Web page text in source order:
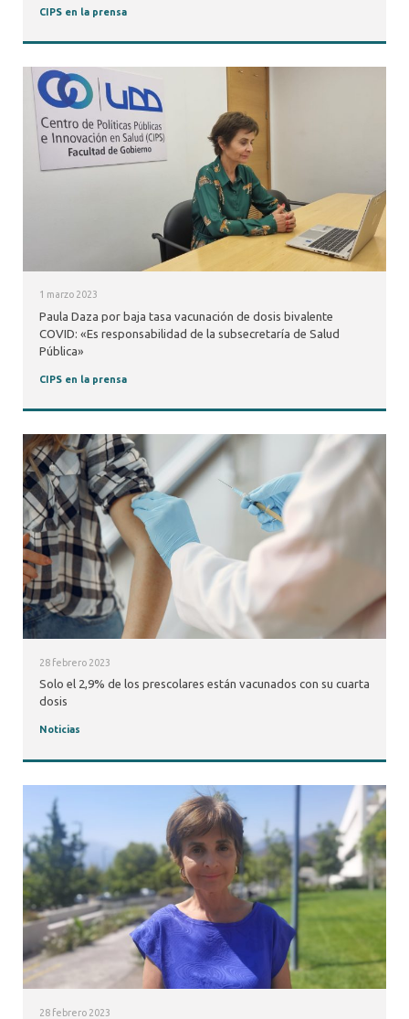
CIPS en la prensa
1 marzo 2023
Paula Daza por baja tasa vacunación de dosis bivalente
COVID: «Es responsabilidad de la subsecretaría de Salud
Pública»
CIPS en la prensa
28 febrero 2023
Solo el 2,9% de los prescolares están vacunados con su cuarta
dosis
Noticias
28 febrero 2023